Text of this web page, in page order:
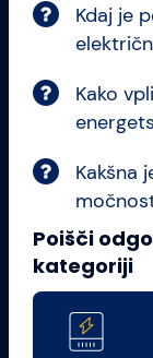
Kdaj je
Kako
Kakšna
Poišči
kategoriji